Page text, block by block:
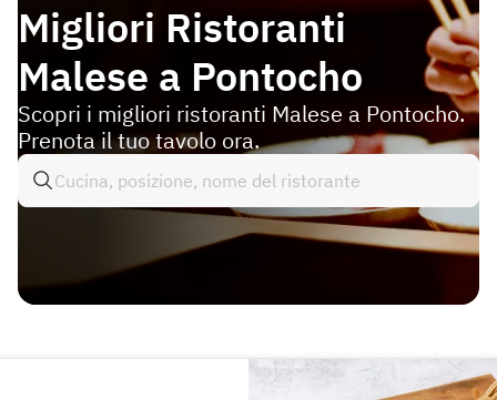
Migliori Ristoranti
Malese a Pontocho
Scopri i migliori ristoranti Malese a Pontocho.
Prenota il tuo tavolo ora.